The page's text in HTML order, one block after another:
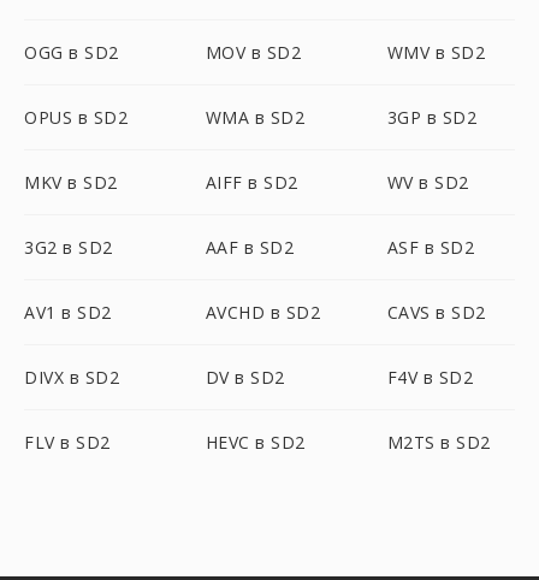
OGG в SD2 MOV в SD2 WMV в SD2
OPUS в SD2 WMA в SD2 3GP в SD2
MKV в SD2 AIFF в SD2 WV в SD2
3G2 в SD2 AAF в SD2 ASF в SD2
AV1 в SD2 AVCHD в SD2 CAVS в SD2
DIVX в SD2 DV в SD2 F4V в SD2
FLV в SD2 HEVC в SD2 M2TS в SD2